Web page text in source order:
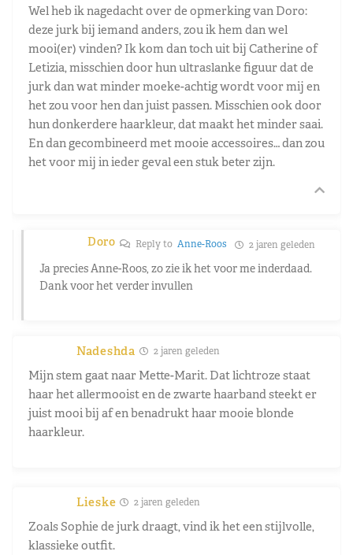
Wel heb ik nagedacht over de opmerking van Doro:
deze jurk bij iemand anders, zou ik hem dan wel
mooi(er) vinden? Ik kom dan toch uit bij Catherine of
Letizia, misschien door hun ultraslanke figuur dat de
jurk dan wat minder moeke-achtig wordt voor mij en
het zou voor hen dan juist passen. Misschien ook door
hun donkerdere haarkleur, dat maakt het minder saai.
En dan gecombineerd met mooie accessoires… dan zou
het voor mij in ieder geval een stuk beter zijn.
Doro Reply to Anne-Roos 2 jaren geleden
Ja precies Anne-Roos, zo zie ik het voor me inderdaad.
Dank voor het verder invullen
Nadeshda 2 jaren geleden
Mijn stem gaat naar Mette-Marit. Dat lichtroze staat
haar het allermooist en de zwarte haarband steekt er
juist mooi bij af en benadrukt haar mooie blonde
haarkleur.
Lieske 2 jaren geleden
Zoals Sophie de jurk draagt, vind ik het een stijlvolle,
klassieke outfit.